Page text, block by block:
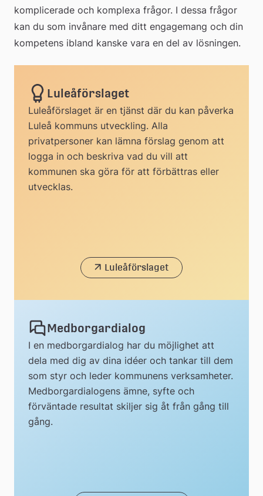
komplicerade och komplexa frågor. I dessa frågor
kan du som invånare med ditt engagemang och din
kompetens ibland kanske vara en del av lösningen.
Luleåförslaget
Luleåförslaget är en tjänst där du kan påverka
Luleå kommuns utveckling. Alla
privatpersoner kan lämna förslag genom att
logga in och beskriva vad du vill att
kommunen ska göra för att förbättras eller
utvecklas.
Luleåförslaget
Medborgardialog
I en medborgardialog har du möjlighet att
dela med dig av dina idéer och tankar till dem
som styr och leder kommunens verksamheter.
Medborgardialogens ämne, syfte och
förväntade resultat skiljer sig åt från gång till
gång.